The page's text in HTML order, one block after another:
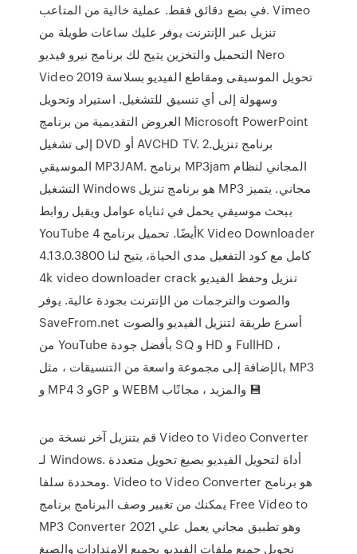
في بضع دقائق فقط. عملية خالية من المتاعب. Vimeo
تنزيل عبر الإنترنت يوفر عليك ساعات طويلة من
التحميل والتخزين يتيح لك برنامج نيرو فيديو Nero
Video 2019 تحويل الموسيقى ومقاطع الفيديو بسلاسة
وسهولة إلى أي تنسيق للتشغيل. استيراد وتحويل
العروض التقديمية من برنامج Microsoft PowerPoint
إلى تشغيل DVD أو AVCHD TV. 2.برنامج تنزيل
الموسيقي MP3JAM. برنامج MP3jam المجاني لنظام
التشغيل Windows هو برنامج تنزيل MP3 مجاني. يتميز
ببحث موسيقي يحمل في ثناياه عوامل ويقبل روابط
YouTube أيضًا. تحميل برنامج 4K Video Downloader
4.13.0.3800 كامل مع كود التفعيل مدى الحياة، يتيح لنا
4k video downloader crack تنزيل وحفظ الفيديو
والصوت والترجمات من الإنترنت بجودة عالية. يوفر
SaveFrom.net أسرع طريقة لتنزيل الفيديو والصوت
من YouTube بأفضل جودة SQ و HD و FullHD ،
بالإضافة إلى مجموعة واسعة من التنسيقات ، مثل MP3
و MP4 و 3GP و WEBM والمزيد ، مجانًاب 💾
قم بتنزيل آخر نسخة من Video to Video Converter
لـ Windows. أداة لتحويل الفيديو بصيغ تحويل متعددة
ومحددة سلفا. Video to Video Converter هو برنامج
يمكنك من تغيير وصف البرنامج برنامج Free Video to
MP3 Converter 2021 وهو تطبيق مجاني يعمل علي
تحويل جميع ملفات الفيديو بجميع الامتدادات والصيغ